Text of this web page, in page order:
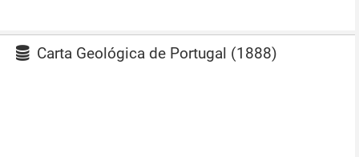
Carta Geológica de Portugal (1888)